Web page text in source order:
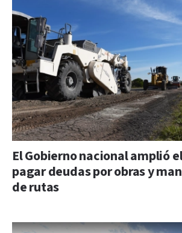
El Gobierno nacional amplió
pagar deudas por obras y
de rutas